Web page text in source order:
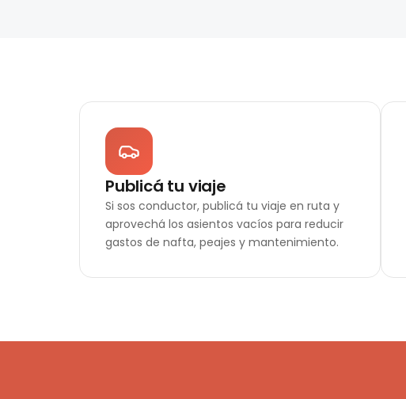
Publicá tu viaje
Si sos conductor, publicá tu viaje en ruta y
aprovechá los asientos vacíos para reducir
gastos de nafta, peajes y mantenimiento.